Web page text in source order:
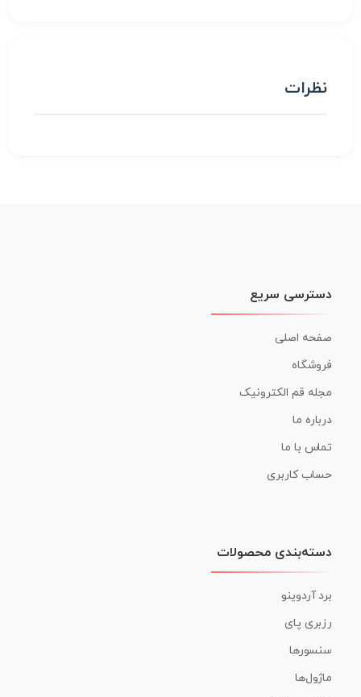
نظرات
دسترسی سریع
صفحه اصلی
فروشگاه
مجله قم الکترونیک
درباره ما
تماس با ما
حساب کاربری
دسته‌بندی محصولات
برد آردوینو
رزبری پای
سنسورها
ماژول‌ها